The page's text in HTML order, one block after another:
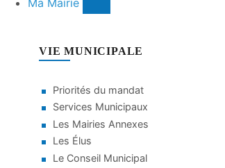
Ma Mairie
VIE MUNICIPALE
Priorités du mandat
Services Municipaux
Les Mairies Annexes
Les Élus
Le Conseil Municipal